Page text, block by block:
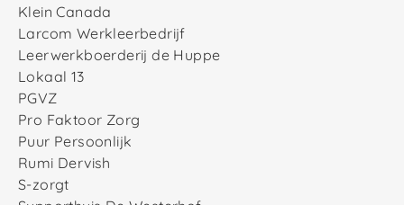
Klein Canada
Larcom Werkleerbedrijf
Leerwerkboerderij de Huppe
Lokaal 13
PGVZ
Pro Faktoor Zorg
Puur Persoonlijk
Rumi Dervish
S-zorgt